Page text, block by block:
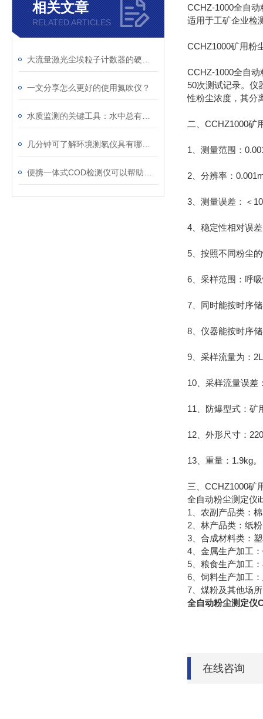
相关文章
RELATED ARTICLES
一文分享怎么更好的使用氮吹仪？
CCHZ-1000全自
适用于工矿企业检
CCHZ1000矿用粉
CCHZ-1000全自
50次测试记录。仪
性粉尘浓度，其分
二、CCHZ1000矿
1、测量范围：
2、分辨率：
3、测量误差：＜
4、稳定性相对误
5、按照不同粉尘
6、采样范围：呼
7、同时能按时序
8、仪器能按时序
9、采样流量为：
10、采样流量误差
11、防爆型式：
12、外形尺寸：
13、重量：1.9kg。
三、CCHZ1000矿
全自动粉尘测定仪
1、农副产品类：
2、林产品类：纸
3、合成材料类：
4、金属生产加工
5、粮食生产加工
6、饲料生产加工
7、煤粉及其他场
全自动粉尘测定仪
在线咨询